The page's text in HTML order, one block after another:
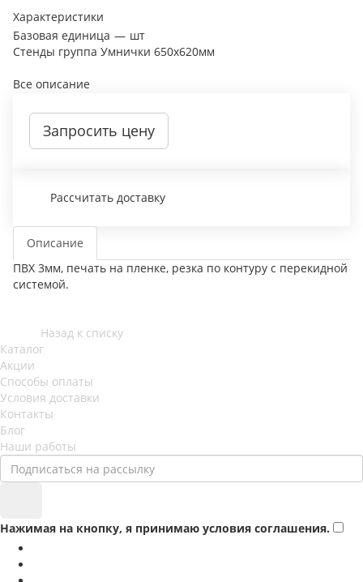
Характеристики
Базовая единица — шт
Стенды группа Умнички 650х620мм
Все описание
Запросить цену
Рассчитать доставку
Описание
ПВХ 3мм, печать на пленке, резка по контуру с перекидной
системой.
Назад к списку
Каталог
Акции
Способы оплаты
Условия доставки
Контакты
Блог
Наши работы
Нажимая на кнопку, я принимаю условия соглашения.